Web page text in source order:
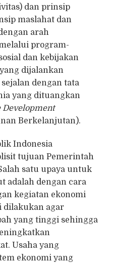
dan prinsip
maslahat dan
arah
program-
dan kebijakan
dijalankan
dengan tata
yang dituangkan
Development
Berkelanjutan).
Indonesia
tujuan Pemerintah
satu upaya untuk
adalah dengan cara
kegiatan ekonomi
dilakukan agar
yang tinggi sehingga
Usaha yang
ekonomi yang